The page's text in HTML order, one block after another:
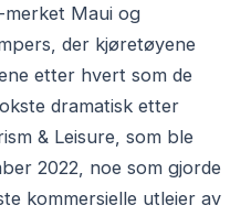
Maui og
der kjøretøyene
etter hvert som de
dramatisk etter
& Leisure, som ble
2022, noe som gjorde
kommersielle utleier av